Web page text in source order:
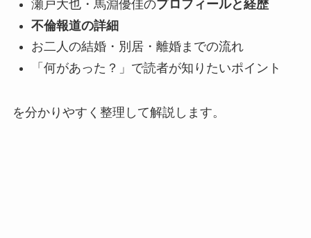
瀬戸大也・馬淵優佳のプロフィールと経歴
不倫報道の詳細
お二人の結婚・別居・離婚までの流れ
「何があった？」で読者が知りたいポイント
を分かりやすく整理して解説します。